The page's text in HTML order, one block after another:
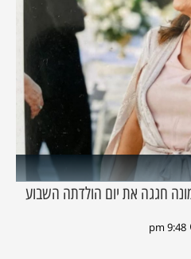
חגגה את יום הולדתה השבוע
9:48 pm